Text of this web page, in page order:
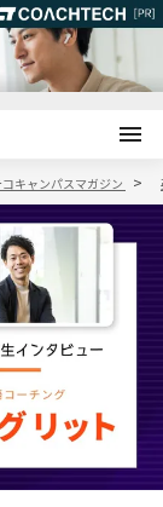
キャンパスマガジン